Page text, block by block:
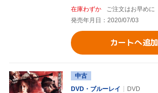
在庫わずか
ご注文はお早めに
発売年月日：2020/07/03
カートへ追加
中古
DVD・ブルーレイ
DVD